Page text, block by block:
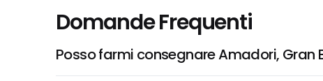
Domande Frequenti
Posso farmi consegnare Amadori, Gran